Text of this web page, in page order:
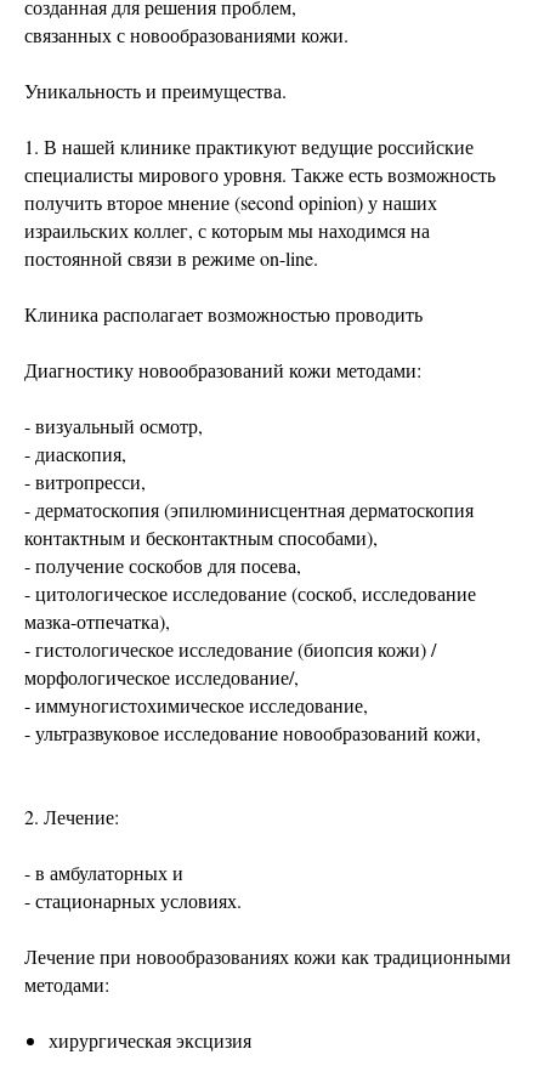
созданная для решения проблем,
связанных с новообразованиями кожи.
Уникальность и преимущества.
1. В нашей клинике практикуют ведущие российские
специалисты мирового уровня. Также есть возможность
получить второе мнение (second opinion) у наших
израильских коллег, с которым мы находимся на
постоянной связи в режиме on-line.
Клиника располагает возможностью проводить
Диагностику новообразований кожи методами:
- визуальный осмотр,
- диаскопия,
- витропресси,
- дерматоскопия (эпилюминисцентная дерматоскопия
контактным и бесконтактным способами),
- получение соскобов для посева,
- цитологическое исследование (соскоб, исследование
мазка-отпечатка),
- гистологическое исследование (биопсия кожи) /
морфологическое исследование/,
- иммуногистохимическое исследование,
- ультразвуковое исследование новообразований кожи,
2. Лечение:
- в амбулаторных и
- стационарных условиях.
Лечение при новообразованиях кожи как традиционными
методами:
хирургическая эксцизия